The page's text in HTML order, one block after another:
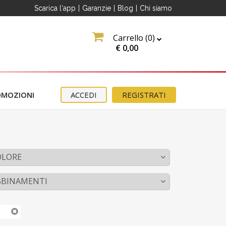
Scarica l'app Garanzie Blog Chi siamo
Carrello (0)
€ 0,00
REGISTRATI
ACCEDI